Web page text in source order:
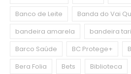
Banco de Leite
Banda do Vai
bandeira amarela
bandeira
Barco Saúde
BC Protege+
Bera Folia
Bets Biblioteca